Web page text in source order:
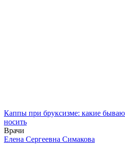
Каппы при бруксизме: какие
носить
Врачи
Елена Сергеевна Симакова